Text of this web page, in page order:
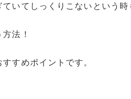
いてしっくりこないという時
法！
すめポイントです。